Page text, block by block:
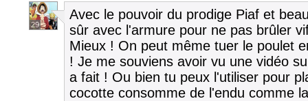
29
Avec le pouvoir du prodige Piaf et
sûr avec l'armure pour ne pas brûler
Mieux ! On peut même tuer le poulet
! Je me souviens avoir vu une vidéo
a fait ! Ou bien tu peux l'utiliser pour
cocotte consomme de l'endu comme